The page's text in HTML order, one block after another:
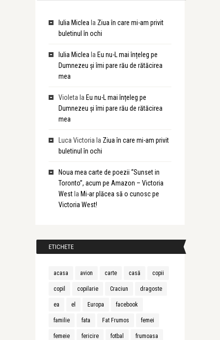
Iulia Miclea la Ziua în care mi-am privit
buletinul în ochi
Iulia Miclea la Eu nu-L mai înțeleg pe
Dumnezeu și îmi pare rău de rătăcirea
mea
Violeta la Eu nu-L mai înțeleg pe
Dumnezeu și îmi pare rău de rătăcirea
mea
Luca Victoria la Ziua în care mi-am privit
buletinul în ochi
Noua mea carte de poezii “Sunset in
Toronto”, acum pe Amazon – Victoria
Westla Mi-ar plăcea să o cunosc pe
Victoria West!
ETICHETE
acasa avion carte casă copii
copil copilarie Craciun dragoste
ea el Europa facebook
familie fata Fat Frumos femei
femeie fericire fotbal frumoasa